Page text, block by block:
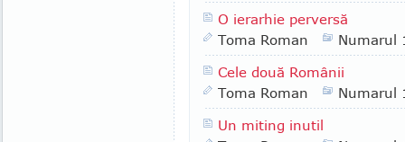
O ierarhie perversă
Toma Roman
Numarul
Cele două Românii
Toma Roman
Numarul
Un miting inutil